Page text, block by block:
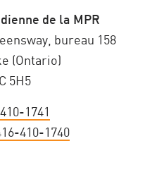
de la MPR
bureau 158
(Ontario)
5H5
1741
410-1740